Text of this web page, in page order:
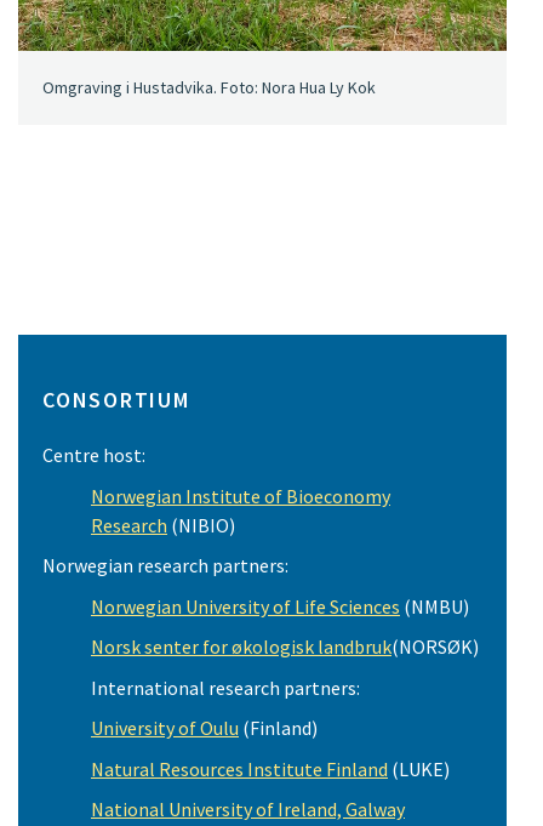
Omgraving i Hustadvika. Foto: Nora Hua Ly Kok
CONSORTIUM
Centre host:
Norwegian Institute of Bioeconomy
Research (NIBIO)
Norwegian research partners:
Norwegian University of Life Sciences (NMBU)
Norsk senter for økologisk landbruk(NORSØK)
International research partners:
University of Oulu (Finland)
Natural Resources Institute Finland (LUKE)
National University of Ireland, Galway